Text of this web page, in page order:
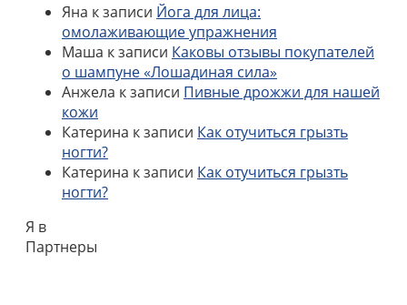
Яна к записи Йога для лица:
омолаживающие упражнения
Маша к записи Каковы отзывы покупателей
о шампуне «Лошадиная сила»
Анжела к записи Пивные дрожжи для нашей
кожи
Катерина к записи Как отучиться грызть
ногти?
Катерина к записи Как отучиться грызть
ногти?
Я в
Партнеры